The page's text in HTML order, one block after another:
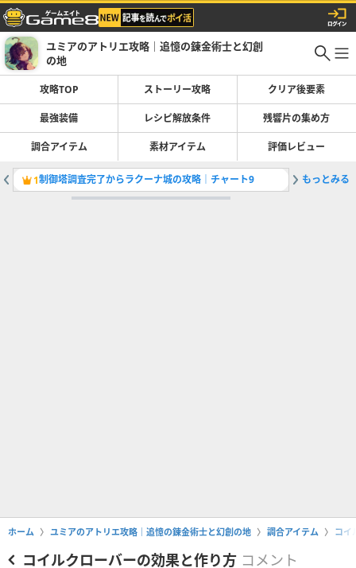
ユミアのアトリエ攻略｜追憶の錬金術士と幻創
の地
攻略TOP ストーリー攻略 クリア後要素
最強装備 レシピ解放条件 残響片の集め方
調合アイテム 素材アイテム 評価レビュー
1制御塔調査完了からラクーナ城の攻略｜チャート9 2ストー
もっとみる
ホーム ユミアのアトリエ攻略｜追憶の錬金術士と幻創の地 調合アイテム コイ
コイルクローバーの効果と作り方 コメント